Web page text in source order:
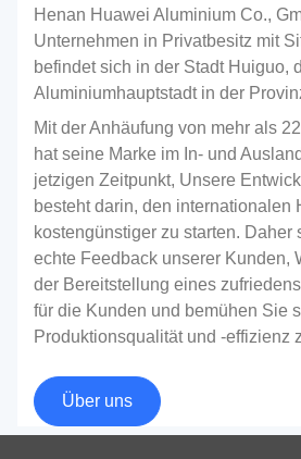
Henan Huawei Aluminium Co.,
Unternehmen in Privatbesitz mit
befindet sich in der Stadt Huiguo,
Aluminiumhauptstadt in der
Mit der Anhäufung von mehr als
hat seine Marke im In- und
jetzigen Zeitpunkt, Unsere
besteht darin, den internationalen
kostengünstiger zu starten. Daher
echte Feedback unserer Kunden,
der Bereitstellung eines
für die Kunden und bemühen Sie
Produktionsqualität und -effizienz
Über uns
Aluminiumblech für